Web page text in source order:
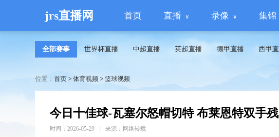
jrs直播网 首页 直播 录像 集锦
全部赛事 世界杯直播 中超直播 英超直播 德甲直播 西甲
位置： 首页 > 体育视频 > 篮球视频
今日十佳球-瓦塞尔怒帽切特 布莱恩特双手
时间：2026-05-29 来源：网络转载